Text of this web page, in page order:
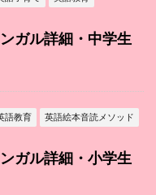
ガル詳細・中学生
語教育 英語絵本音読メソッド
ガル詳細・小学生